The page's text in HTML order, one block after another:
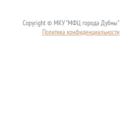
Copyright © МКУ "МФЦ города Дубны"
Политика конфиденциальности